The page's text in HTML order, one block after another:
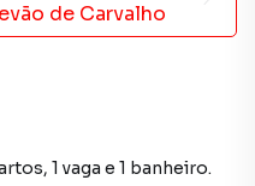
de Carvalho
1 vaga e 1 banheiro.